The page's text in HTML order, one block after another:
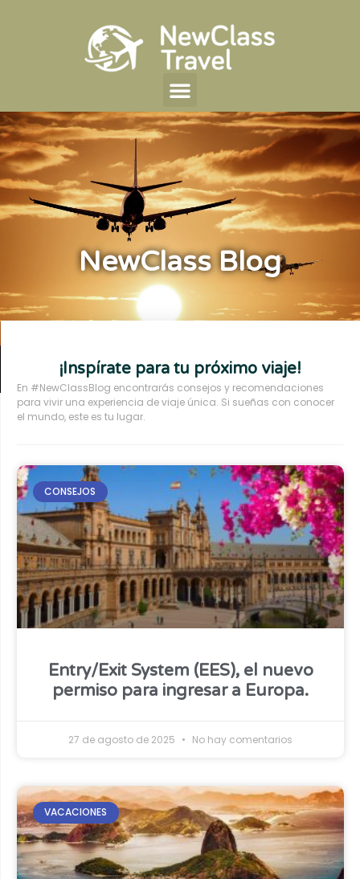
NewClass Blog
¡Inspírate para tu próximo viaje!
En #NewClassBlog encontrarás consejos y recomendaciones
para vivir una experiencia de viaje única. Si sueñas con conocer
el mundo, este es tu lugar.
CONSEJOS
Entry/Exit System (EES), el nuevo
permiso para ingresar a Europa.
27 de agosto de 2025 No hay comentarios
VACACIONES